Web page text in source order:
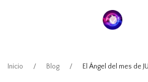
Inicio Blog El Ángel del mes de